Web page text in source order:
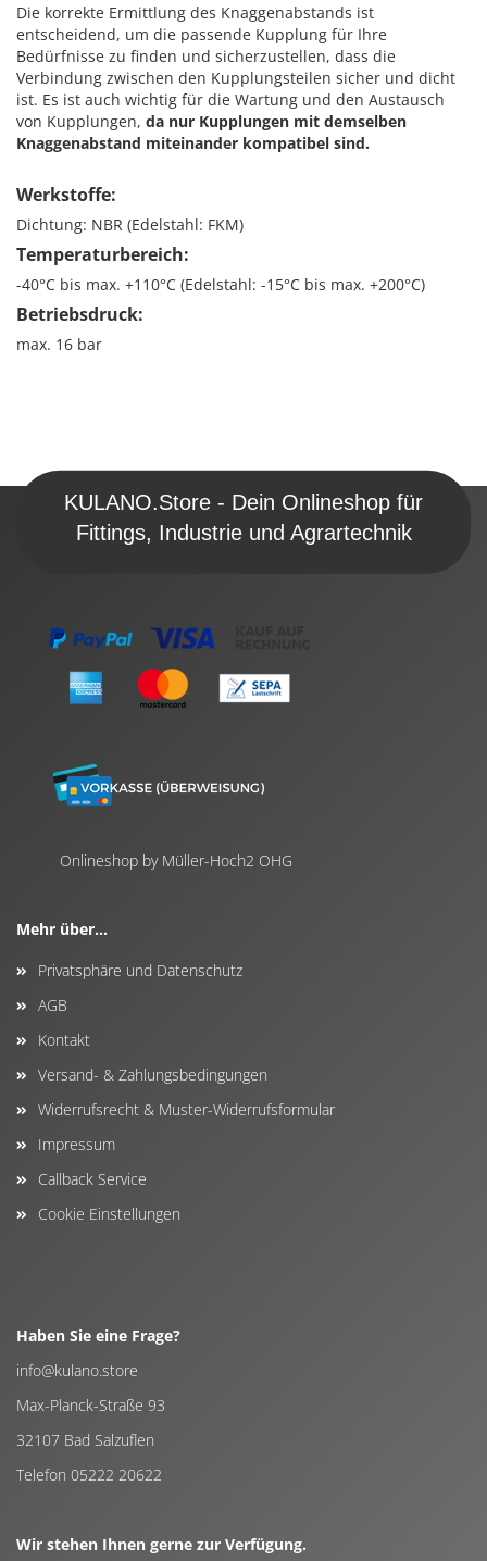
Die korrekte Ermittlung des Knaggenabstands ist
entscheidend, um die passende Kupplung für Ihre
Bedürfnisse zu finden und sicherzustellen, dass die
Verbindung zwischen den Kupplungsteilen sicher und dicht
ist. Es ist auch wichtig für die Wartung und den Austausch
von Kupplungen, da nur Kupplungen mit demselben
Knaggenabstand miteinander kompatibel sind.
Werkstoffe:
Dichtung: NBR (Edelstahl: FKM)
Temperaturbereich:
-40°C bis max. +110°C (Edelstahl: -15°C bis max. +200°C)
Betriebsdruck:
max. 16 bar
KULANO.Store - Dein Onlineshop für
Fittings, Industrie und Agrartechnik
Onlineshop by Müller-Hoch2 OHG
Mehr über...
Privatsphäre und Datenschutz
AGB
Kontakt
Versand- & Zahlungsbedingungen
Widerrufsrecht & Muster-Widerrufsformular
Impressum
Callback Service
Cookie Einstellungen
Haben Sie eine Frage?
info@kulano.store
Max-Planck-Straße 93
32107 Bad Salzuflen
Telefon 05222 20622
Wir stehen Ihnen gerne zur Verfügung.